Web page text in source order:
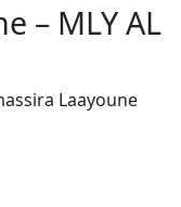
– MLY AL
Laayoune